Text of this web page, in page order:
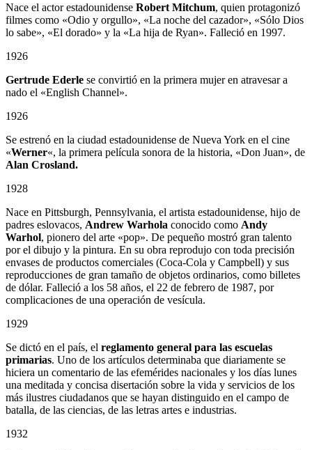
Nace el actor estadounidense Robert Mitchum, quien protagonizó
filmes como «Odio y orgullo», «La noche del cazador», «Sólo Dios
lo sabe», «El dorado» y la «La hija de Ryan». Falleció en 1997.
1926
Gertrude Ederle se convirtió en la primera mujer en atravesar a
nado el «English Channel».
1926
Se estrenó en la ciudad estadounidense de Nueva York en el cine
«Werner«, la primera película sonora de la historia, «Don Juan», de
Alan Crosland.
1928
Nace en Pittsburgh, Pennsylvania, el artista estadounidense, hijo de
padres eslovacos, Andrew Warhola conocido como Andy
Warhol, pionero del arte «pop». De pequeño mostró gran talento
por el dibujo y la pintura. En su obra reprodujo con toda precisión
envases de productos comerciales (Coca-Cola y Campbell) y sus
reproducciones de gran tamaño de objetos ordinarios, como billetes
de dólar. Falleció a los 58 años, el 22 de febrero de 1987, por
complicaciones de una operación de vesícula.
1929
Se dictó en el país, el reglamento general para las escuelas
primarias. Uno de los artículos determinaba que diariamente se
hiciera un comentario de las efemérides nacionales y los días lunes
una meditada y concisa disertación sobre la vida y servicios de los
más ilustres ciudadanos que se hayan distinguido en el campo de
batalla, de las ciencias, de las letras artes e industrias.
1932